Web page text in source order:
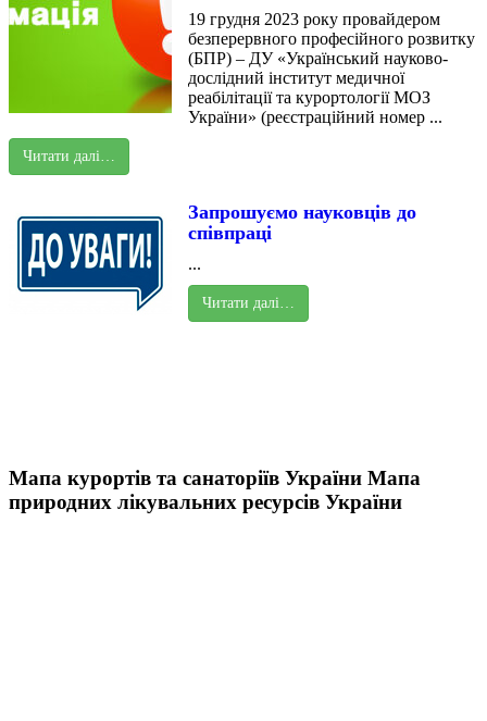
19 грудня 2023 року провайдером
безперервного професійного розвитку
(БПР) – ДУ «Український науково-
дослідний інститут медичної
реабілітації та курортології МОЗ
України» (реєстраційний номер ...
Читати далі…
Запрошуємо науковців до
співпраці
...
Читати далі…
Мапа курортів та санаторіїв України Мапа
природних лікувальних ресурсів України